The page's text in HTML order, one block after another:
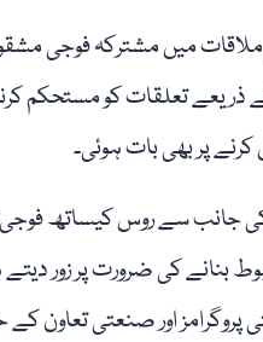
میں مشترکہ فوجی
ذریعے تعلقات کو مستحکم
کرنے پر بھی بات ہوئی۔
جانب سے روس کیساتھ
بنانے کی ضرورت پر زور دیتے
پروگرامز اور صنعتی تعاون